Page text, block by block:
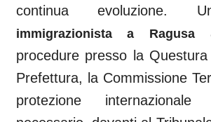
continua evoluzione.
immigrazionista a Ragusa
procedure presso la Questura
Prefettura, la Commissione
protezione